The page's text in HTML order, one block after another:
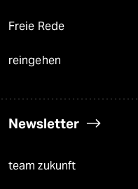
Freie Rede
reingehen
Newsletter
team zukunft